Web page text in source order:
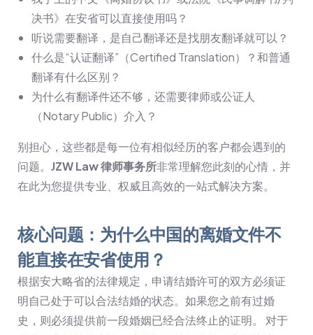
决书》在安省可以直接使用吗？
听说需要翻译，是自己翻译还是找朋友翻译就可以？
什么是“认证翻译”（Certified Translation）？和普通
翻译有什么区别？
为什么有翻译件还不够，还需要律师或公证人
（Notary Public）介入？
别担心，这些都是每一位有相似经历的客户都会遇到的
问题。 JZW Law 律师事务所非常理解您此刻的心情，并
在此为您提供专业、权威且高效的一站式解决方案。
核心问题：为什么中国的离婚文件不
能直接在安省使用？
根据安大略省的法律规定，申请结婚许可的双方必须证
明自己处于可以合法结婚的状态。如果您之前有过婚
史，则必须提供前一段婚姻已经合法终止的证明。 对于